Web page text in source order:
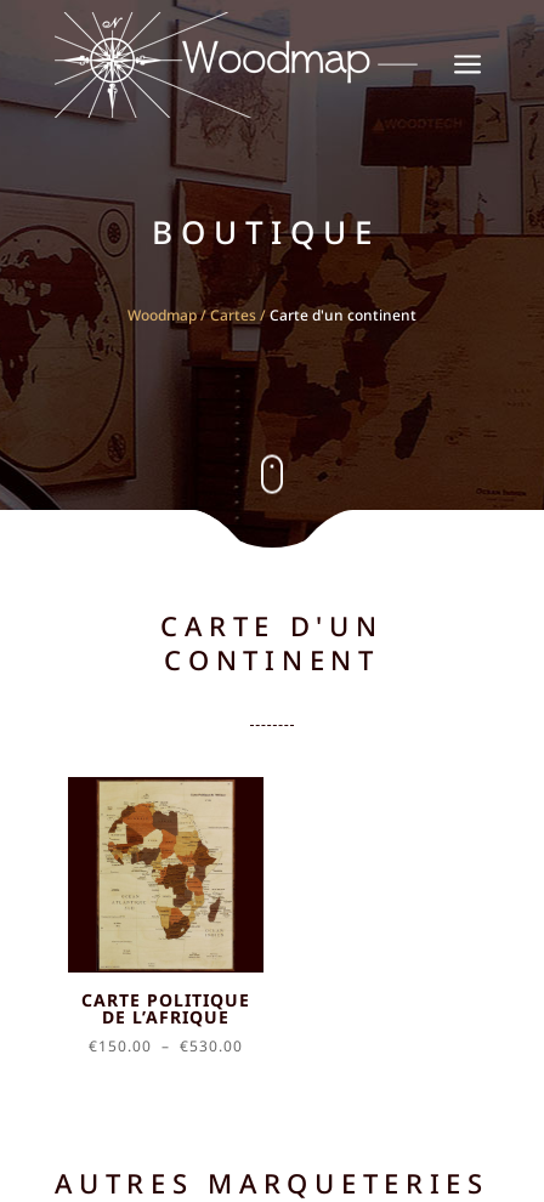
a
BOUTIQUE
Woodmap/Cartes/Carte d'un continent
CARTE D'UN
CONTINENT
CARTE POLITIQUE
DE L’AFRIQUE
€150.00 – €530.00
AUTRES MARQUETERIES